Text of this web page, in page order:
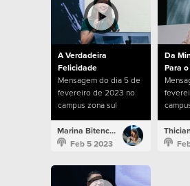
A Verdadeira
Felicidade
Mensagem do dia 5 de
fevereiro de 2023 no
campus zona sul
Marina Bitencourt
Feb 5 2023
Da
Para